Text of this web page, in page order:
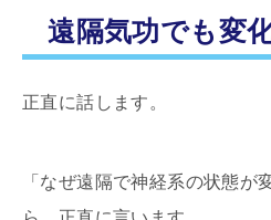
遠隔気功でも変
正直に話します。
「なぜ遠隔で神経系の状態が